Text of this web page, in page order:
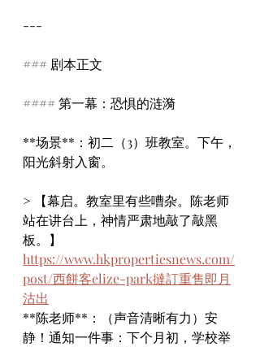
---
### 剧本正文
#### 第一幕：恐惧的涟漪
**场景**：初二（3）班教室。下午，
阳光斜射入窗。
> 【幕启。教室里有些嘈杂。陈老师
站在讲台上，神情严肃地敲了敲黑
板。】
https://www.hkpropertiesnews.com/
post/西餅客elize-park撻訂重售即月
沽出
**陈老师**：（声音清晰有力）安
静！通知一件事：下个月初，学校举